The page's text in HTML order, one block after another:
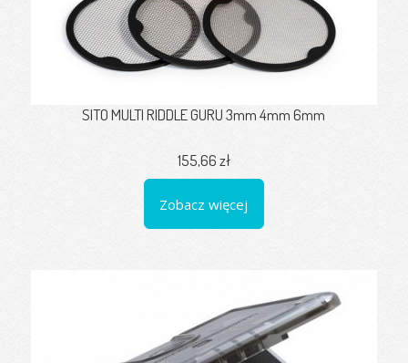
SITO MULTI RIDDLE GURU 3mm 4mm 6mm
155,66 zł
Zobacz więcej